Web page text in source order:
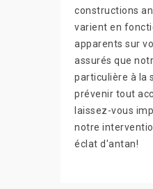
constructions
varient en
apparents sur
assurés que
particulière à la
prévenir tout
laissez-vous
notre
éclat d'antan!